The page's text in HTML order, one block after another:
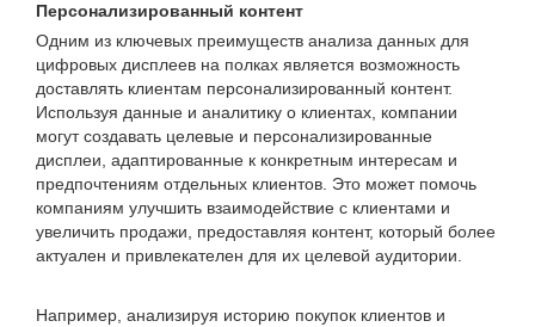
Персонализированный контент
Одним из ключевых преимуществ анализа данных для
цифровых дисплеев на полках является возможность
доставлять клиентам персонализированный контент.
Используя данные и аналитику о клиентах, компании
могут создавать целевые и персонализированные
дисплеи, адаптированные к конкретным интересам и
предпочтениям отдельных клиентов. Это может помочь
компаниям улучшить взаимодействие с клиентами и
увеличить продажи, предоставляя контент, который более
актуален и привлекателен для их целевой аудитории.
Например, анализируя историю покупок клиентов и